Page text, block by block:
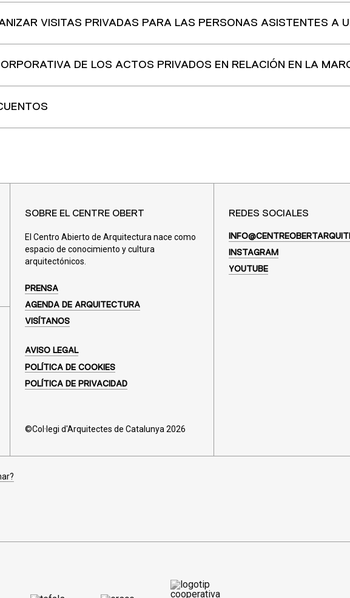
VISITAS PRIVADAS PARA LAS PERSONAS ASISTENTES A
DE LOS ACTOS PRIVADOS EN RELACIÓN EN LA
SOBRE EL CENTRE OBERT
El Centro Abierto de Arquitectura nace como
espacio de conocimiento y cultura
arquitectónicos.
PRENSA
AGENDA DE ARQUITECTURA
VISÍTANOS
AVISO LEGAL
POLÍTICA DE COOKIES
POLÍTICA DE PRIVACIDAD
©Col·legi d'Arquitectes de Catalunya 2026
REDES SOCIALES
INSTAGRAM
YOUTUBE